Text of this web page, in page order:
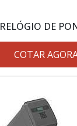
RELÓGIO DE
COTAR